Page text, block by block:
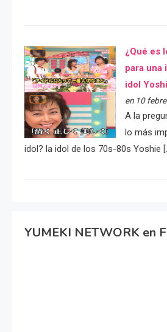
¿Qué es
para una
idol
en 10
A la
lo más
idol? la idol de los 70s-80s Yoshie
YUMEKI NETWORK en